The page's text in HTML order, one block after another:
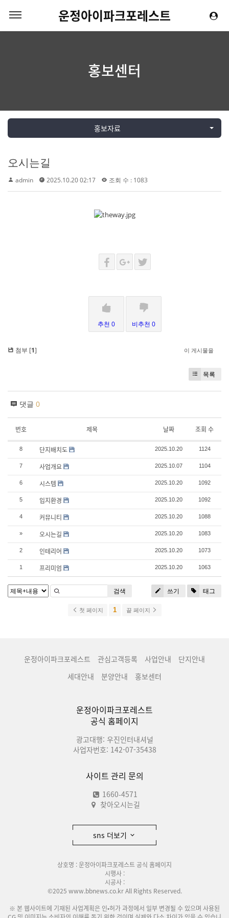
운정아이파크포레스트
홍보센터
홍보자료
오시는길
admin 2025.10.20 02:17 조회 수 : 1083
추천 0 비추천 0
첨부 [1] 이 게시물을
목록
댓글 0
번호 제목 날짜 조회 수
8 단지배치도 2025.10.20 1124
7 사업개요 2025.10.07 1104
6 시스템 2025.10.20 1092
5 입지환경 2025.10.20 1092
4 커뮤니티 2025.10.20 1088
» 오시는길 2025.10.20 1083
2 인테리어 2025.10.20 1073
1 프리미엄 2025.10.20 1063
쓰기 태그
검색
첫 페이지 1 끝 페이지
운정아이파크포레스트 관심고객등록 사업안내
단지안내
세대안내
분양안내 홍보센터
운정아이파크포레스트
공식 홈페이지
광고대행: 우진인터내셔널
사업자번호: 142-07-35438
사이트 관리 문의
1660-4571
찾아오시는길
sns 더보기
상호명 : 운정아이파크포레스트 공식 홈페이지
시행사 :
시공사 :
©2025 www.bbnews.co.kr All Rights Reserved.
※ 본 웹사이트에 기재된 사업계획은 인•허가 과정에서 일부 변경될 수 있으며 사용된